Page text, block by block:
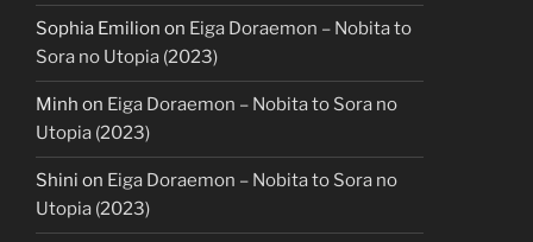
Sophia Emilion on Eiga Doraemon – Nobita to
Sora no Utopia (2023)
Minh on Eiga Doraemon – Nobita to Sora no
Utopia (2023)
Shini on Eiga Doraemon – Nobita to Sora no
Utopia (2023)